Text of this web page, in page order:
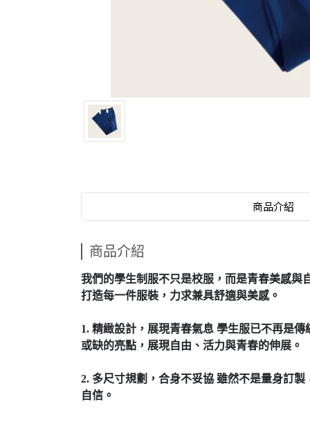
商品介紹
商品介紹
我們的學生制服不只是校服，而是青春美感與
打造每一件服裝，力求兼具舒適與美感。
1. 精緻設計，展現青春氣息 學生服已不再是
或缺的亮點，展現自由、活力與青春的伸展。
2. 多尺寸規劃，合身不妥協 雖然不是量身訂
自信。